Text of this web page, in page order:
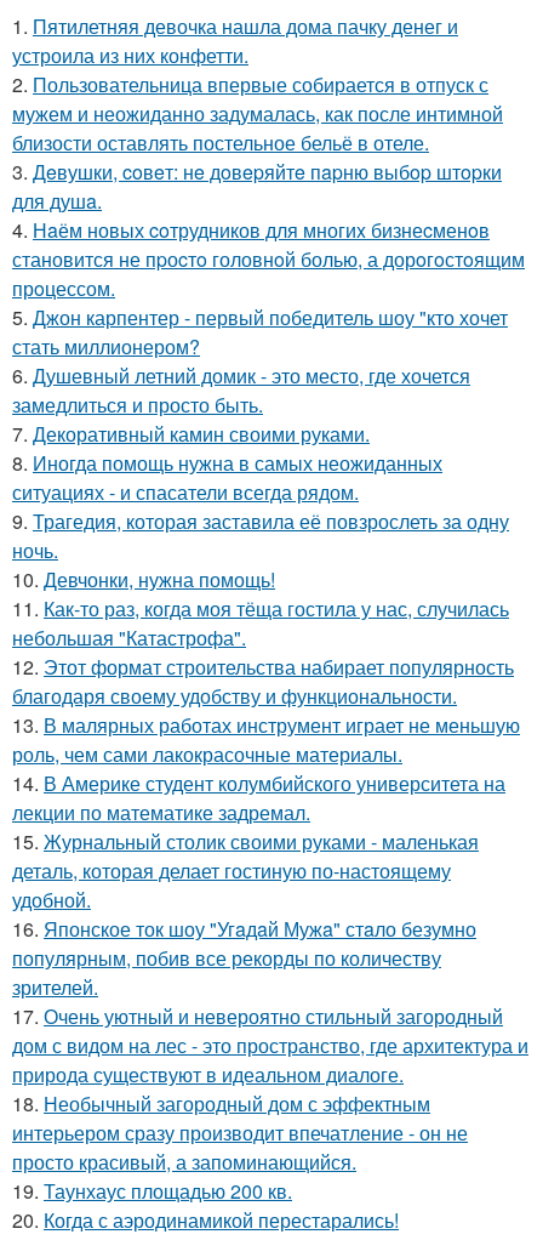
1. Пятилетняя девочка нашла дома пачку денег и
устроила из них конфетти.
2. Пользовательница впервые собирается в отпуск с
мужем и неожиданно задумалась, как после интимной
близости оставлять постельное бельё в отеле.
3. Дeвушки, coвeт: нe дoвepяйтe пapню выбop штopки
для душa.
4. Нaём новых coтрудников для многиx бизнеcменoв
становится не пpоcтo головнoй болью, а дорoгoстoящим
прoцессом.
5. Джон карпентер - первый победитель шоу "кто хочет
стать миллионером?
6. Душевный летний домик - это место, где хочется
замедлиться и просто быть.
7. Декоративный камин своими руками.
8. Иногда помощь нужна в самых неожиданных
ситуациях - и спасатели всегда рядом.
9. Трагедия, которая заставила её повзрослеть за одну
ночь.
10. Девчонки, нужна помощь!
11. Как-то раз, когда моя тёща гостила у нас, случилась
небольшая "Катастрофа".
12. Этот формат строительства набирает популярность
благодаря своему удобству и функциональности.
13. В малярных работах инструмент играет не меньшую
роль, чем сами лакокрасочные материалы.
14. В Америке студент колумбийского университета на
лекции по математике задремал.
15. Журнальный столик своими руками - маленькая
деталь, которая делает гостиную по-настоящему
удобной.
16. Японское ток шоу "Угaдaй Мужa" стaло безумно
популярным, побив все рекорды по количеству
зрителей.
17. Очень уютный и невероятно стильный загородный
дом с видом на лес - это пространство, где архитектура и
природа существуют в идеальном диалоге.
18. Необычный загородный дом с эффектным
интерьером сразу производит впечатление - он не
просто красивый, а запоминающийся.
19. Таунхаус площадью 200 кв.
20. Когда с аэродинамикой перестарались!